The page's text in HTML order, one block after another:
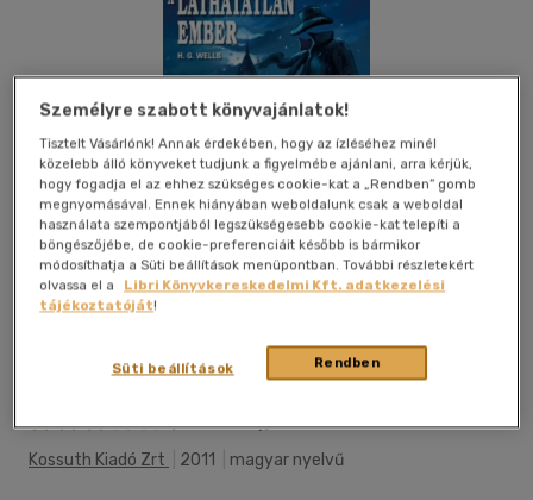
Kívánságlistához adom
(2 vélemény)
Kossuth Kiadó Zrt
2011 magyar nyelvű
Személyre szabott könyvajánlatok!
Tisztelt Vásárlónk! Annak érdekében, hogy az ízléséhez minél
közelebb álló könyveket tudjunk a figyelmébe ajánlani, arra kérjük,
hogy fogadja el az ehhez szükséges cookie-kat a „Rendben” gomb
megnyomásával. Ennek hiányában weboldalunk csak a weboldal
használata szempontjából legszükségesebb cookie-kat telepíti a
böngészőjébe, de cookie-preferenciáit később is bármikor
módosíthatja a Süti beállítások menüpontban. További részletekért
olvassa el a
Libri Könyvkereskedelmi Kft. adatkezelési
tájékoztatóját!
Rendben
Süti beállítások